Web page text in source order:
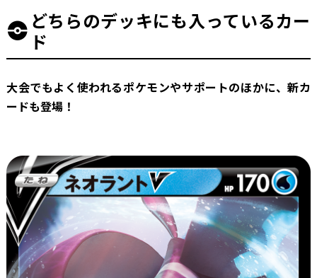
どちらのデッキにも入っているカー
ド
大会でもよく使われるポケモンやサポートのほかに、新カ
ードも登場！